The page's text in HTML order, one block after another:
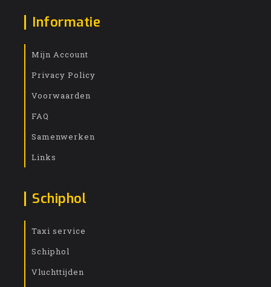
Informatie
Mijn Account
Privacy Policy
Voorwaarden
FAQ
Samenwerken
Links
Schiphol
Taxi service
Schiphol
Vluchttijden